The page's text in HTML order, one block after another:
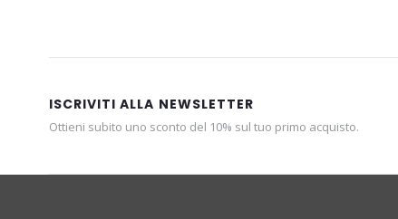
ISCRIVITI ALLA NEWSLETTER
Ottieni subito uno sconto del 10% sul tuo primo acquisto.